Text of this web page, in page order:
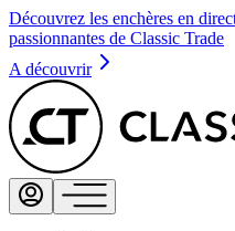
Découvrez les enchères en
passionnantes de Classic Trade
A découvrir